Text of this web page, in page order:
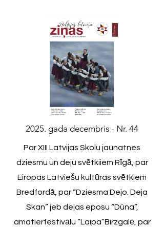
2025. gada decembris - Nr. 44
Par XIII Latvijas Skolu jaunatnes
dziesmu un deju svētkiiem Rīgā, par
Eiropas Latviešu kultūras svētkiem
Bredfordā, par “Dziesma Dejo. Deja
Skan” jeb dejas eposu “Düna”,
amatierfestivālu “Laipa”Birzgalē, par